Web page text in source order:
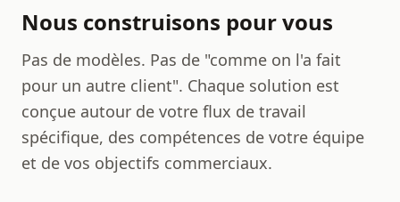
Nous construisons pour vous
Pas de modèles. Pas de "comme on l'a fait
pour un autre client". Chaque solution est
conçue autour de votre flux de travail
spécifique, des compétences de votre équipe
et de vos objectifs commerciaux.